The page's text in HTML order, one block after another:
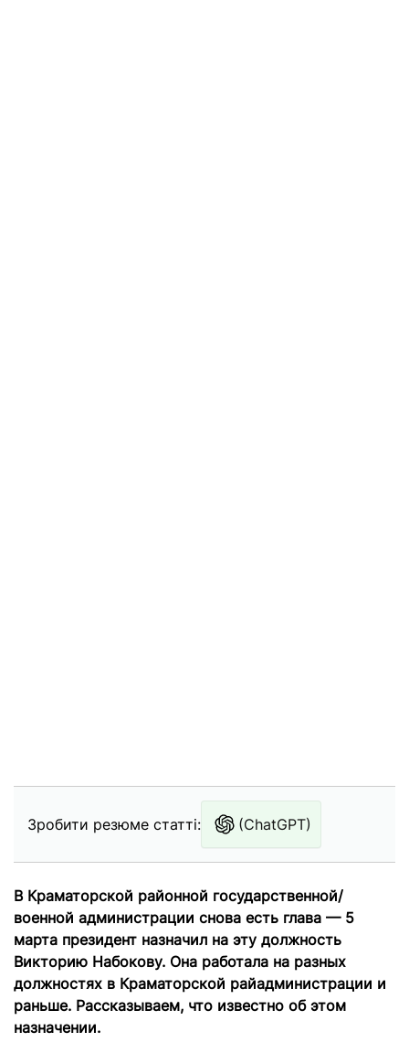
Зробити резюме статті: (ChatGPT)
В Краматорской районной государственной/
военной администрации снова есть глава — 5
марта президент назначил на эту должность
Викторию Набокову. Она работала на разных
должностях в Краматорской райадминистрации и
раньше. Рассказываем, что известно об этом
назначении.